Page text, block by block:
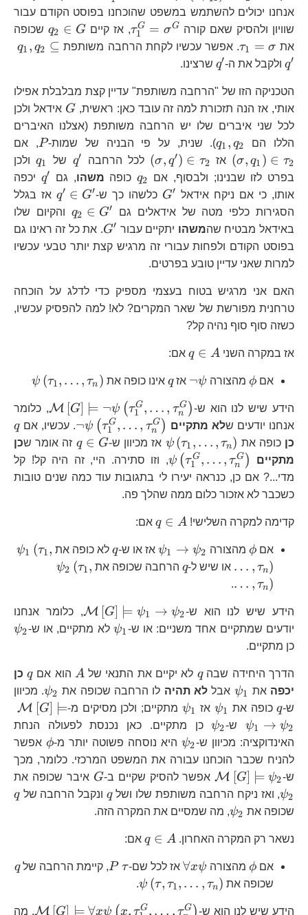
אנחנו יכולים להשתמש במשפט שהוכחנו בפוסט הקודם עבור
שוויון ולהסיק שאם קורה
τ1
G = σG , אז קיים
G
q2 ∈ G
שכופה
את
\tau_{1}=\sigma τ1 = σ . אפשר עכשיו לקחת הרחבה משותפת q1 , q2 ⊆
q′ ולקבל את ה- q′ שרצינו.
הטכניקה הזו של "הרחבה משותפת" עדיין קצת מבלבלת אפילו
אותי, אז הנה תזכורת למה זה עובד כאן: ראשית,
G
G אידאל ולכן
לכל שני איברים שלו יש הרחבה משותפת (אצלנו האיברים
הללו הם
q_{1},q_{2} q1 , q2 ). שנית, על פי הבניה של שמות- P
P, אם
(σ, q1 ) ∈ τ2 אז (σ, q′) ∈ τ2 לכל הרחבה q^{\prime}
q′ של q_{1}
q1 ולכן
בפרט לזו שבנינו; ולבסוף, אם
q_{2}
q2 כופה משהו, גם q′
יכפה
אותו, כי אם ניקח אידאלG^{\prime}
G′ כלשהו כך ש- q′ ∈ G′
אז בגלל
הסגירות כלפי מטה של אידאלים גם
q_{2}\in
G^{\prime}
q2 ∈ G′
והקיום שלו
באידאל מבטיח שהמשהו יתקיים עבור G^{\prime}
G′
. את כל זה ראינו גם
בפוסט הקודם ולפחות עבורי זה מרגיש קצת יותר טבעי עכשיו
למרות שאני עדיין טובע בפרטים.
האם אני מרגיש בטוח בעצמי מספיק כדי לדלג על הוכחה
טרחנית מפורשת של שאר המקרים? לא! למה להפסיק עכשיו,
כשזה סוף סוף נהיה קל?
אז במקרה השני q ∈ A אם:
אם \phi ϕ מהצורה \neg\psi ¬ψ אז q q אינו כופה את ψ (τ1, … , τn )
הידע שיש לנו הוא ש- M [G] ⊨ ¬ψ (τ1
G , … , τn
G )
, כלומר
אנחנו יודעים שלא מתקיים ¬ψ (τ1
G , … , τn
G ) . עכשיו, אםq
כן כופה את ψ (τ1 , … , τn) אז מכיוון ש-
q\in
G
q ∈ G זה אומר שכן
מתקיים
ψ (τ1
G , … , τn
G )
, וזו סתירה. היי, זה היה קל! קל
מדי...? אם כן, כנראה יעירו לי בתגובות עוד כמה שנים טובות
כשכבר לא אזכור כלום ממה שהלך פה.
קדימה למקרה השלישי!
q\in
q ∈ A אם:
אם \phi ϕ מהצורה
\psi_{1}\to\psi_{2}
ψ1 → ψ2 אז או ש- q
qלא כופה את ψ1 (τ1,
… , τn) או שיש ל- q q הרחבה שכופה את ψ2 (τ1,
… , τn)
.
הידע שיש לנו הוא ש- M [G] ⊨ ψ1 → ψ2
, כלומר אנחנו
יודעים שמתקיים אחד משניים: או ש-
\psi_{1}
ψ1 לא מתקיים, או ש- ψ2
כן מתקיים.
הדרך היחידה שבה q q לא יקיים את התנאי של A
A הוא אם q
q כן
יכפה את \psi_{1} ψ1 אבל לא תהיה לו הרחבה שכופה את ψ2
. מכיוון
ש-
q qכופה את \psi_{1} ψ1 אז \psi_{1} ψ1 מתקיים; ולכן מסיקים מ- M [G] ⊨
ψ1 → ψ2 ש- \psi_{2} ψ2
כן מתקיים. כאן נכנסת לפעולה הנחת
האינדוקציה: מכיוון ש-
\psi_{2} ψ2 היא נוסחה פשוטה יותר מ- \phi
ϕאפשר
להניח שכבר הוכחנו עבורה את המשפט המרכזי. כלומר, מכך
ש-
M [G] ⊨ ψ2 אפשר להסיק שקיים ב- G
G איבר שכופה את
ψ2 , ואז ניקח הרחבה משותפת שלו ושל
q
q ונקבל הרחבה שלq
שכופה את \psi_{2} ψ2 , מה שמסיים את המקרה הזה.
נשאר רק המקרה האחרון.q\in
q ∈ A אם:
אם \phi ϕ מהצורה
\forall
x\psi
∀xψ אז לכל שם-P
P \tau
τ , קיימת הרחבה של q
q
שכופה את ψ (τ, τ1, … , τn)
.
הידע שיש לנו הוא ש- M [G] ⊨ ∀xψ x, τG , … , τG . מה